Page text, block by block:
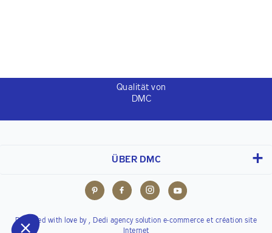
Qualität von
DMC
ÜBER DMC
Designed with love by , Dedi agencysolution e-commerce et création site
Internet